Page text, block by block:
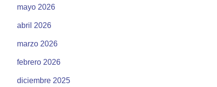
mayo 2026
abril 2026
marzo 2026
febrero 2026
diciembre 2025